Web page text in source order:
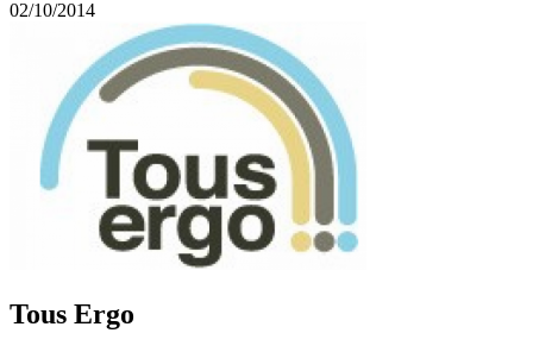
02/10/2014
Tous Ergo